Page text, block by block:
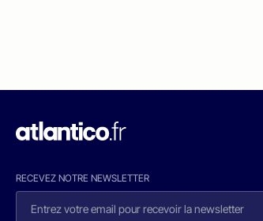
RECEVEZ NOTRE NEWSLETTER